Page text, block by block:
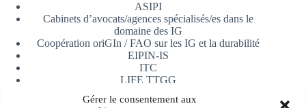
Gérer le consentement aux
ASIPI
Cabinets d’avocats/agences spécialisés/es dans le
domaine des IG
Coopération oriGIn / FAO sur les IG et la durabilité
EIPIN-IS
ITC
LIFE TTGG
AfrIPI